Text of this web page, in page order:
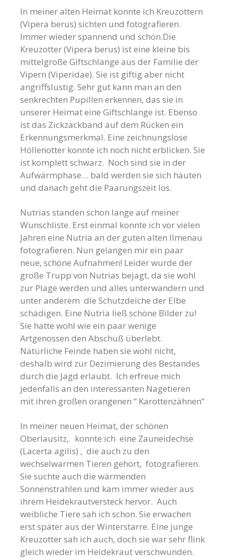
In meiner alten Heimat konnte ich Kreuzottern
(Vipera berus) sichten und fotografieren.
Immer wieder spannend und schön.Die
Kreuzotter (Vipera berus) ist eine kleine bis
mittelgroße Giftschlange aus der Familie der
Vipern (Viperidae). Sie ist giftig aber nicht
angriffslustig. Sehr gut kann man an den
senkrechten Pupillen erkennen, das sie in
unserer Heimat eine Giftschlange ist. Ebenso
ist das Zickzackband auf dem Rücken ein
Erkennungsmerkmal. Eine zeichnungslose
Höllenotter konnte ich noch nicht erblicken. Sie
ist komplett schwarz. Noch sind sie in der
Aufwärmphase… bald werden sie sich häuten
und danach geht die Paarungszeit los.
Nutrias standen schon lange auf meiner
Wunschliste. Erst einmal konnte ich vor vielen
Jahren eine Nutria an der guten alten Ilmenau
fotografieren. Nun gelangen mir ein paar
neue, schöne Aufnahmen! Leider wurde der
große Trupp von Nutrias bejagt, da sie wohl
zur Plage werden und alles unterwandern und
unter anderem die Schutzdeiche der Elbe
schädigen. Eine Nutria ließ schöne Bilder zu!
Sie hatte wohl wie ein paar wenige
Artgenossen den Abschuß überlebt.
Natürliche Feinde haben sie wohl nicht,
deshalb wird zur Dezimierung des Bestandes
durch die Jagd erlaubt. Ich erfreue mich
jedenfalls an den interessanten Nagetieren
mit ihren großen orangenen “ Karottenzähnen“
In meiner neuen Heimat, der schönen
Oberlausitz, konnte ich eine Zauneidechse
(Lacerta agilis) , die auch zu den
wechselwarmen Tieren gehört, fotografieren.
Sie suchte auch die wärmenden
Sonnenstrahlen und kam immer wieder aus
ihrem Heidekrautversteck hervor. Auch
weibliche Tiere sah ich schon. Sie erwachen
erst später aus der Winterstarre. Eine junge
Kreuzotter sah ich auch, doch sie war sehr flink
gleich wieder im Heidekraut verschwunden.